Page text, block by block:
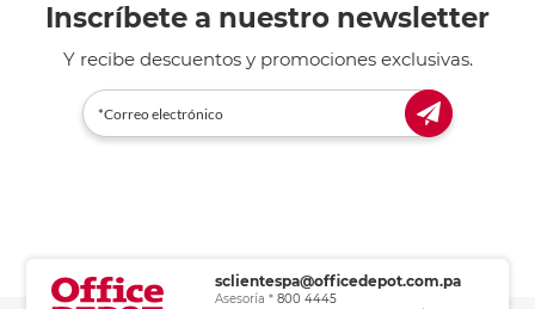
Inscríbete a nuestro newsletter
Y recibe descuentos y promociones exclusivas.
sclientespa@officedepot.com.pa
Asesoría * 800 4445